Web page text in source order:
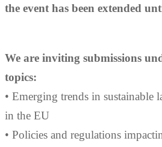
the event has been extended
We are inviting submissions
topics:
• Emerging trends in sustainable
in the EU
• Policies and regulations